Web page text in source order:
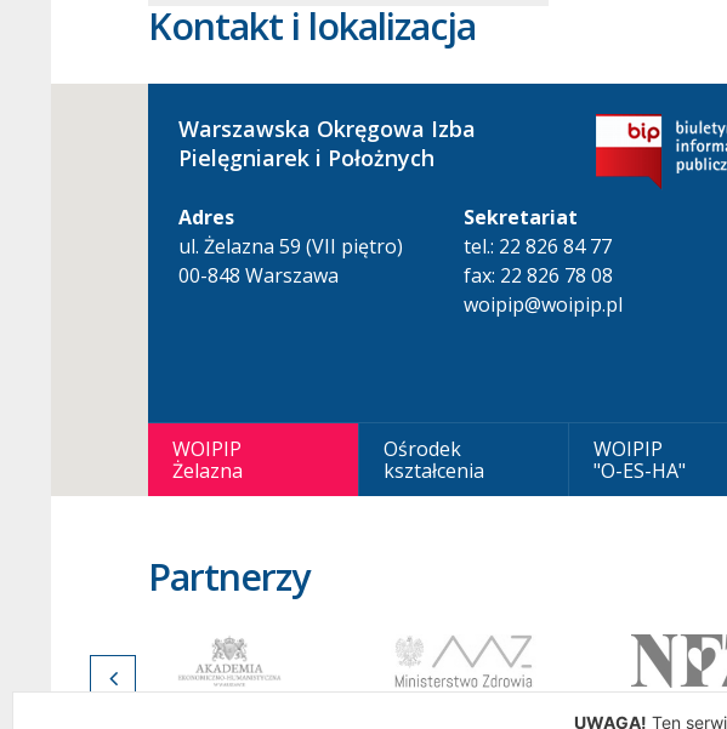
Kontakt i lokalizacja
Warszawska Okręgowa Izba
Pielęgniarek i Położnych
Adres
ul. Żelazna 59 (VII piętro)
00-848 Warszawa
Sekretariat
tel.: 22 826 84 77
fax: 22 826 78 08
woipip@woipip.pl
WOIPIP
Żelazna
Ośrodek
kształcenia
WOIPIP
"O-ES-HA"
Partnerzy
UWAGA! Ten